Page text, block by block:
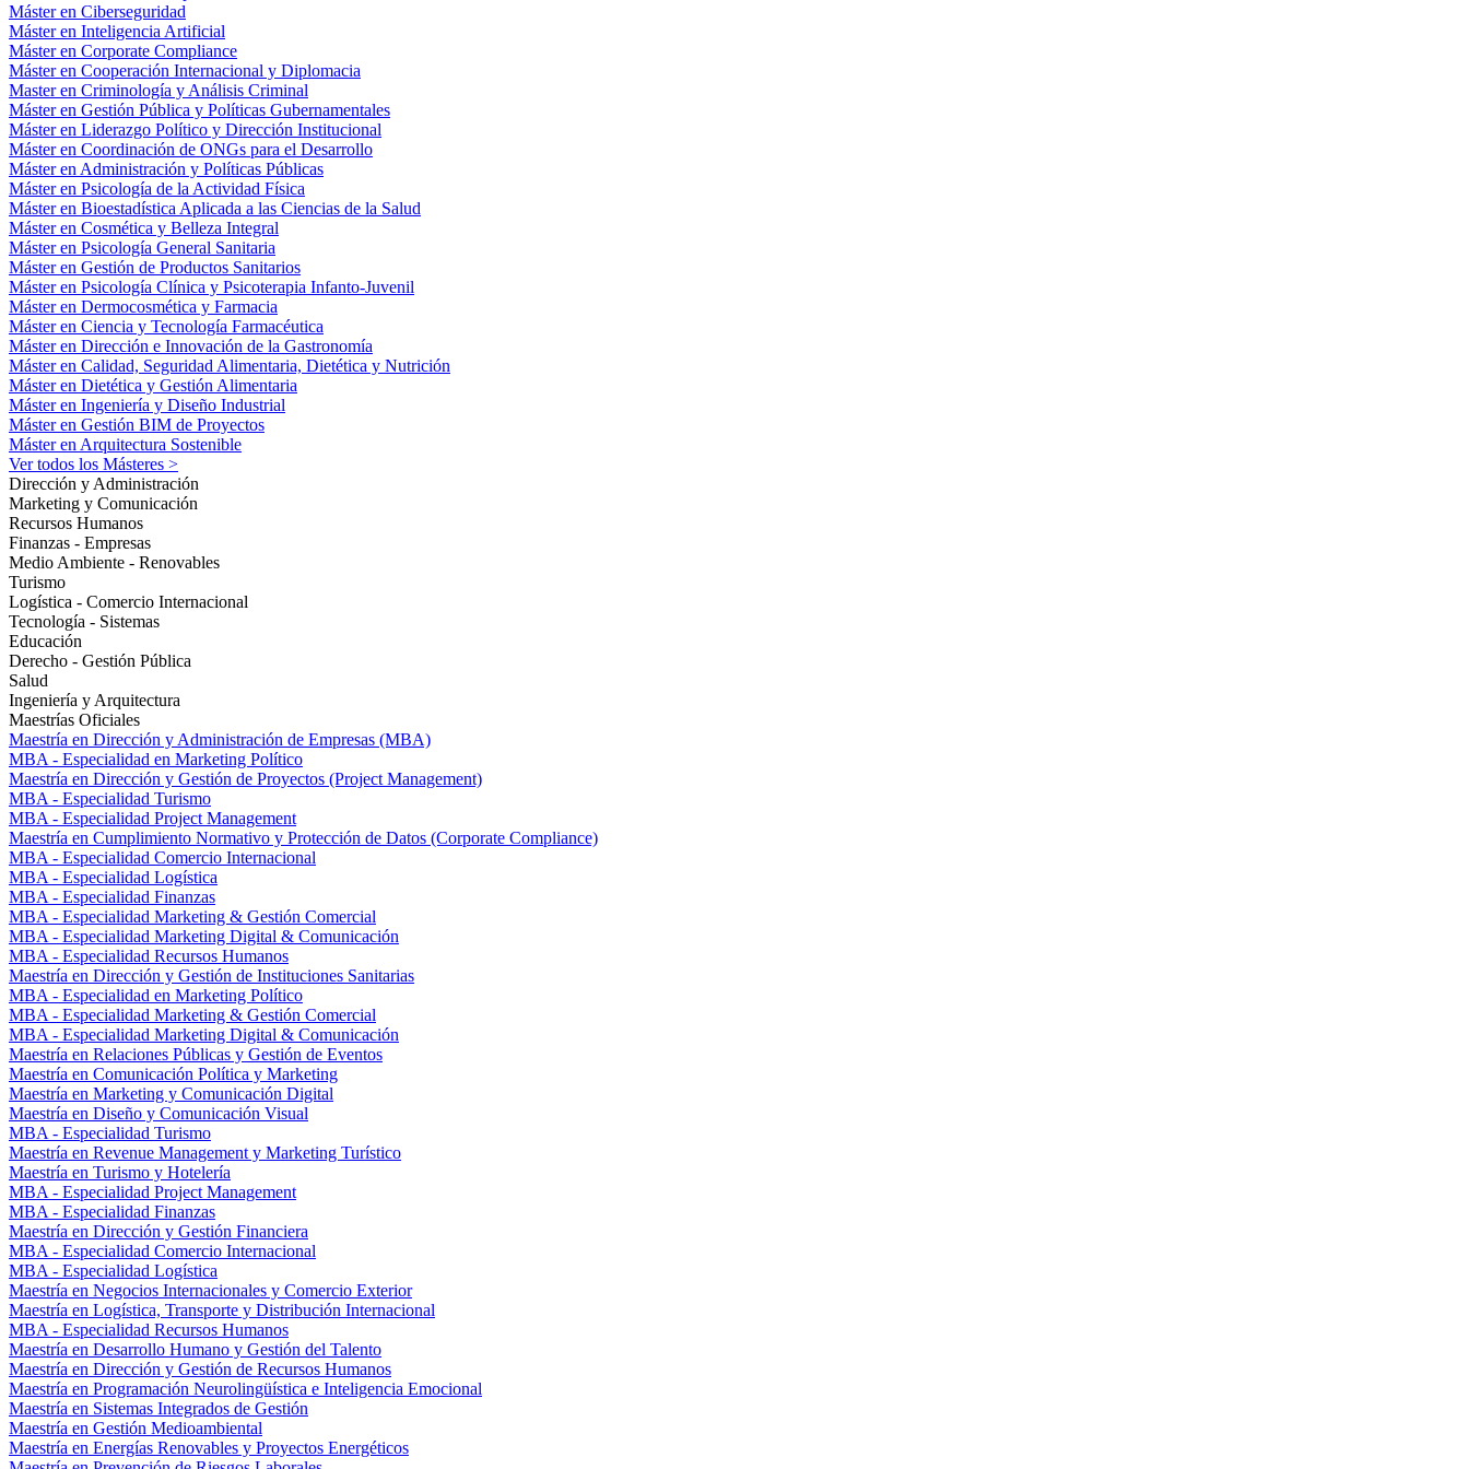
Máster en Ciberseguridad
Máster en Inteligencia Artificial
Máster en Corporate Compliance
Máster en Cooperación Internacional y Diplomacia
Master en Criminología y Análisis Criminal
Máster en Gestión Pública y Políticas Gubernamentales
Máster en Liderazgo Político y Dirección Institucional
Máster en Coordinación de ONGs para el Desarrollo
Máster en Administración y Políticas Públicas
Máster en Psicología de la Actividad Física
Máster en Bioestadística Aplicada a las Ciencias de la Salud
Máster en Cosmética y Belleza Integral
Máster en Psicología General Sanitaria
Máster en Gestión de Productos Sanitarios
Máster en Psicología Clínica y Psicoterapia Infanto-Juvenil
Máster en Dermocosmética y Farmacia
Máster en Ciencia y Tecnología Farmacéutica
Máster en Dirección e Innovación de la Gastronomía
Máster en Calidad, Seguridad Alimentaria, Dietética y Nutrición
Máster en Dietética y Gestión Alimentaria
Máster en Ingeniería y Diseño Industrial
Máster en Gestión BIM de Proyectos
Máster en Arquitectura Sostenible
Ver todos los Másteres >
Dirección y Administración
Marketing y Comunicación
Recursos Humanos
Finanzas - Empresas
Medio Ambiente - Renovables
Turismo
Logística - Comercio Internacional
Tecnología - Sistemas
Educación
Derecho - Gestión Pública
Salud
Ingeniería y Arquitectura
Maestrías Oficiales
Maestría en Dirección y Administración de Empresas (MBA)
MBA - Especialidad en Marketing Político
Maestría en Dirección y Gestión de Proyectos (Project Management)
MBA - Especialidad Turismo
MBA - Especialidad Project Management
Maestría en Cumplimiento Normativo y Protección de Datos (Corporate Compliance)
MBA - Especialidad Comercio Internacional
MBA - Especialidad Logística
MBA - Especialidad Finanzas
MBA - Especialidad Marketing & Gestión Comercial
MBA - Especialidad Marketing Digital & Comunicación
MBA - Especialidad Recursos Humanos
Maestría en Dirección y Gestión de Instituciones Sanitarias
MBA - Especialidad en Marketing Político
MBA - Especialidad Marketing & Gestión Comercial
MBA - Especialidad Marketing Digital & Comunicación
Maestría en Relaciones Públicas y Gestión de Eventos
Maestría en Comunicación Política y Marketing
Maestría en Marketing y Comunicación Digital
Maestría en Diseño y Comunicación Visual
MBA - Especialidad Turismo
Maestría en Revenue Management y Marketing Turístico
Maestría en Turismo y Hotelería
MBA - Especialidad Project Management
MBA - Especialidad Finanzas
Maestría en Dirección y Gestión Financiera
MBA - Especialidad Comercio Internacional
MBA - Especialidad Logística
Maestría en Negocios Internacionales y Comercio Exterior
Maestría en Logística, Transporte y Distribución Internacional
MBA - Especialidad Recursos Humanos
Maestría en Desarrollo Humano y Gestión del Talento
Maestría en Dirección y Gestión de Recursos Humanos
Maestría en Programación Neurolingüística e Inteligencia Emocional
Maestría en Sistemas Integrados de Gestión
Maestría en Gestión Medioambiental
Maestría en Energías Renovables y Proyectos Energéticos